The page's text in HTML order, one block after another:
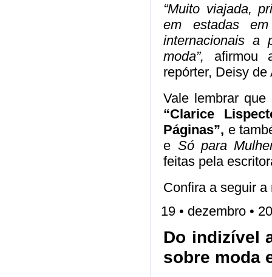
“Muito viajada,
em estadas
internacionais a
moda”, afirmou
repórter, Deisy de
Vale lembrar
“Clarice
Páginas”, e
e Só para
feitas pela
Confira a seguir
19 • dezembro •
Do indizível
sobre moda